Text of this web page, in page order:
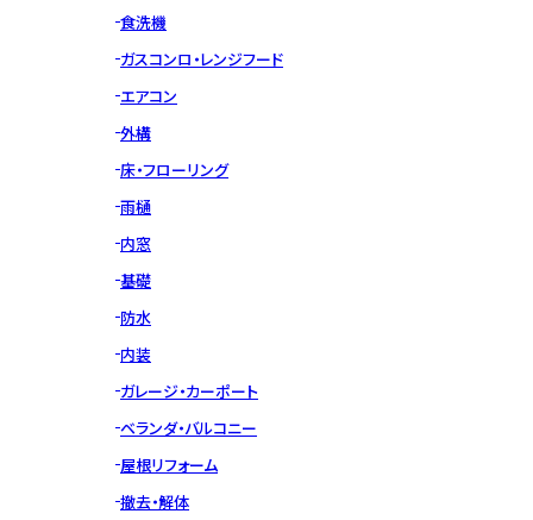
食洗機
ガスコンロ・レンジフード
エアコン
外構
床・フローリング
雨樋
内窓
基礎
防水
内装
ガレージ・カーポート
ベランダ・バルコニー
屋根リフォーム
撤去・解体